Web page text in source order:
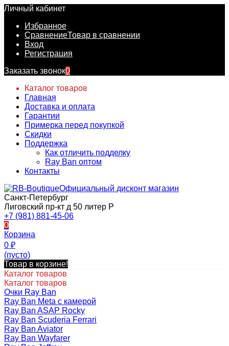
Личный кабинет
Избранное
СравнениеТовар в сравнении
Вход
Регистрация
Заказать звонок0
Каталог товаров
Главная
Доставка и оплата
Гарантии
Примерка перед покупкой
Скидки
Поддержка
Как отличить подделку
Ray Ban оптом
Контакты
Официальный дисконт магазин
Санкт-Петербург
Лиговский пр-кт д 50 литер Р
+7 (981) 881-45-06
0
Корзина
0 ₽
(пусто)
Товар в корзине!
Каталог товаров
Каталог товаров
Очки Ray Ban
Ray Ban Meta с камерой
Ray Ban ASAP Rocky
Ray Ban Scuderia Ferrari
Ray Ban Aviator
Ray Ban Wayfarer